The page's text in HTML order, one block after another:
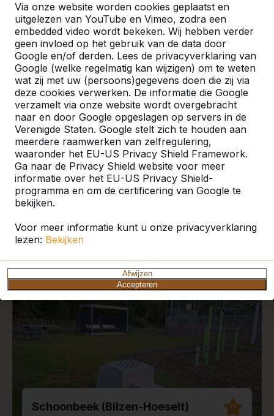
Via onze website worden cookies geplaatst en
uitgelezen van YouTube en Vimeo, zodra een
embedded video wordt bekeken. Wij hebben verder
geen invloed op het gebruik van de data door
Google en/of derden. Lees de privacyverklaring van
Google (welke regelmatig kan wijzigen) om te weten
wat zij met uw (persoons)gegevens doen die zij via
deze cookies verwerken. De informatie die Google
verzamelt via onze website wordt overgebracht
naar en door Google opgeslagen op servers in de
Verenigde Staten. Google stelt zich te houden aan
meerdere raamwerken van zelfregulering,
waaronder het EU-US Privacy Shield Framework.
Ga naar de Privacy Shield website voor meer
informatie over het EU-US Privacy Shield-
programma en om de certificering van Google te
bekijken.
Voor meer informatie kunt u onze privacyverklaring
lezen: Bekijken
Afwijzen
Accepteren
Een speltafel voor oneindig
buitenspeelplezier:
weerbestendig, oerdegelijk en
daarom dus een duurzame
keuze.
Voetvolleybal is een
van tafeltennis en
op een schoolplein,
openbare ruimte.
Recente plaatsingen en
Schoonbeek (Bilzen-Hoeselt) 10